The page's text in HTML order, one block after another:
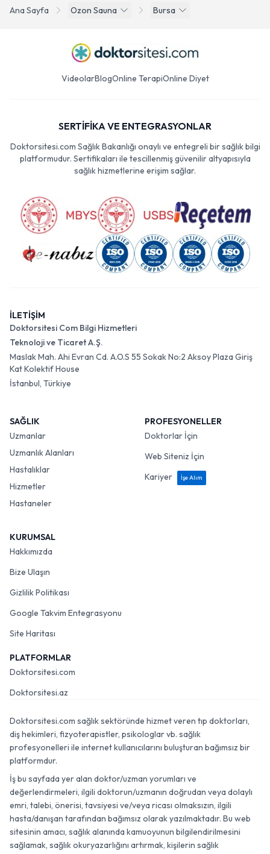
Ana Sayfa Ozon Sauna Bursa
VideolarBlogOnline TerapiOnline Diyet
SERTİFİKA VE ENTEGRASYONLAR
Doktorsitesi.com Sağlık Bakanlığı onaylı ve entegreli bir sağlık bilgi
platformudur. Sertifikaları ile tescillenmiş güvenilir altyapısıyla
sağlık hizmetlerine erişim sağlar.
İLETİŞİM
Doktorsitesi Com Bilgi Hizmetleri
Teknoloji ve Ticaret A.Ş.
Maslak Mah. Ahi Evran Cd. A.O.S 55 Sokak No:2 Aksoy Plaza Giriş
Kat Kolektif House
İstanbul, Türkiye
SAĞLIK
Uzmanlar
Uzmanlık Alanları
Hastalıklar
Hizmetler
Hastaneler
PROFESYONELLER
Doktorlar İçin
Web Siteniz İçin
Kariyer
İşe Alım
KURUMSAL
Hakkımızda
Bize Ulaşın
Gizlilik Politikası
Google Takvim Entegrasyonu
Site Haritası
PLATFORMLAR
Doktorsitesi.com
Doktorsitesi.az
Doktorsitesi.com sağlık sektöründe hizmet veren tıp doktorları,
diş hekimleri, fizyoterapistler, psikologlar vb. sağlık
profesyonelleri ile internet kullanıcılarını buluşturan bağımsız bir
platformdur.
İş bu sayfada yer alan doktor/uzman yorumları ve
değerlendirmeleri, ilgili doktorun/uzmanın doğrudan veya dolaylı
emri, talebi, önerisi, tavsiyesi ve/veya ricası olmaksızın, ilgili
hasta/danışan tarafından bağımsız olarak yazılmaktadır. Bu web
sitesinin amacı, sağlık alanında kamuoyunun bilgilendirilmesini
sağlamak, sağlık okuryazarlığını artırmak, kişilerin sağlık